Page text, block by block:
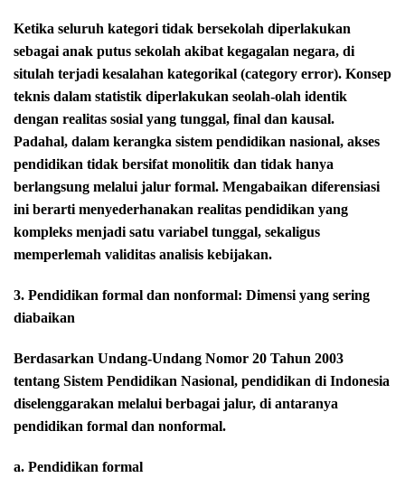
Ketika seluruh kategori tidak bersekolah diperlakukan
sebagai anak putus sekolah akibat kegagalan negara, di
situlah terjadi kesalahan kategorikal (category error). Konsep
teknis dalam statistik diperlakukan seolah-olah identik
dengan realitas sosial yang tunggal, final dan kausal.
Padahal, dalam kerangka sistem pendidikan nasional, akses
pendidikan tidak bersifat monolitik dan tidak hanya
berlangsung melalui jalur formal. Mengabaikan diferensiasi
ini berarti menyederhanakan realitas pendidikan yang
kompleks menjadi satu variabel tunggal, sekaligus
memperlemah validitas analisis kebijakan.
3. Pendidikan formal dan nonformal: Dimensi yang sering
diabaikan
Berdasarkan Undang-Undang Nomor 20 Tahun 2003
tentang Sistem Pendidikan Nasional, pendidikan di Indonesia
diselenggarakan melalui berbagai jalur, di antaranya
pendidikan formal dan nonformal.
a. Pendidikan formal